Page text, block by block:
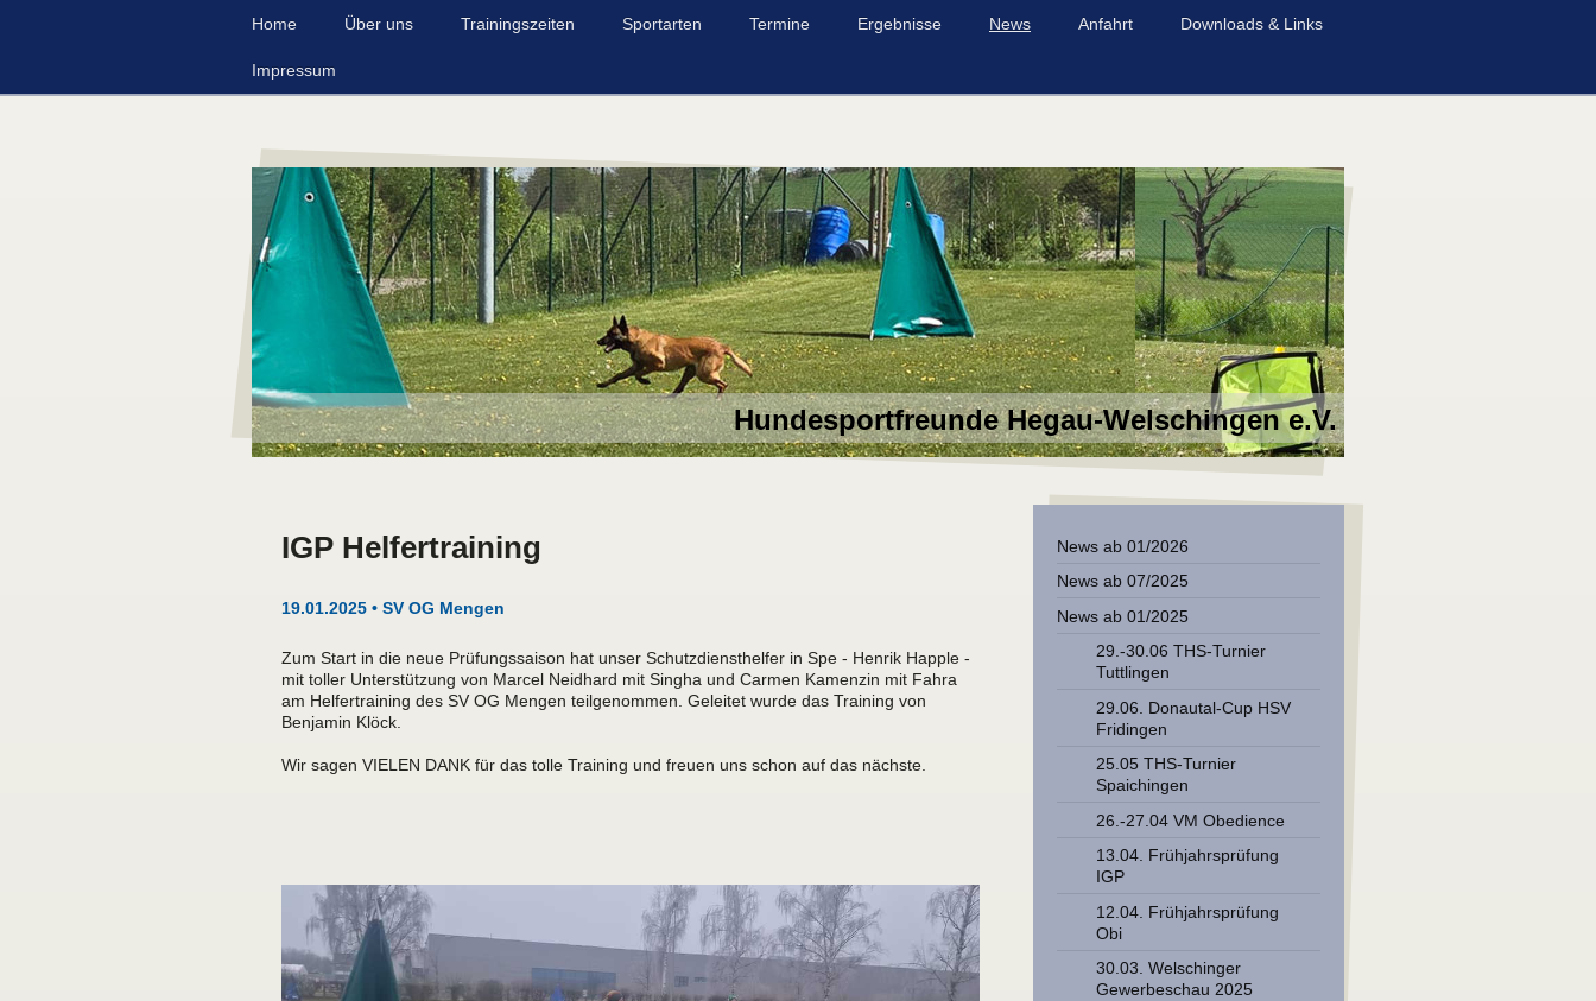
Home Über uns Trainingszeiten Sportarten Termine Ergebnisse News Anfahrt Downloads & Links
Impressum
Hundesportfreunde Hegau-Welschingen e.V.
IGP Helfertraining
19.01.2025 • SV OG Mengen
Zum Start in die neue Prüfungssaison hat unser Schutzdiensthelfer in Spe - Henrik Happle -
mit toller Unterstützung von Marcel Neidhard mit Singha und Carmen Kamenzin mit Fahra
am Helfertraining des SV OG Mengen teilgenommen. Geleitet wurde das Training von
Benjamin Klöck.
Wir sagen VIELEN DANK für das tolle Training und freuen uns schon auf das nächste.
News ab 01/2026
News ab 07/2025
News ab 01/2025
29.-30.06 THS-Turnier
Tuttlingen
29.06. Donautal-Cup HSV
Fridingen
25.05 THS-Turnier
Spaichingen
26.-27.04 VM Obedience
13.04. Frühjahrsprüfung
IGP
12.04. Frühjahrsprüfung
Obi
30.03. Welschinger
Gewerbeschau 2025